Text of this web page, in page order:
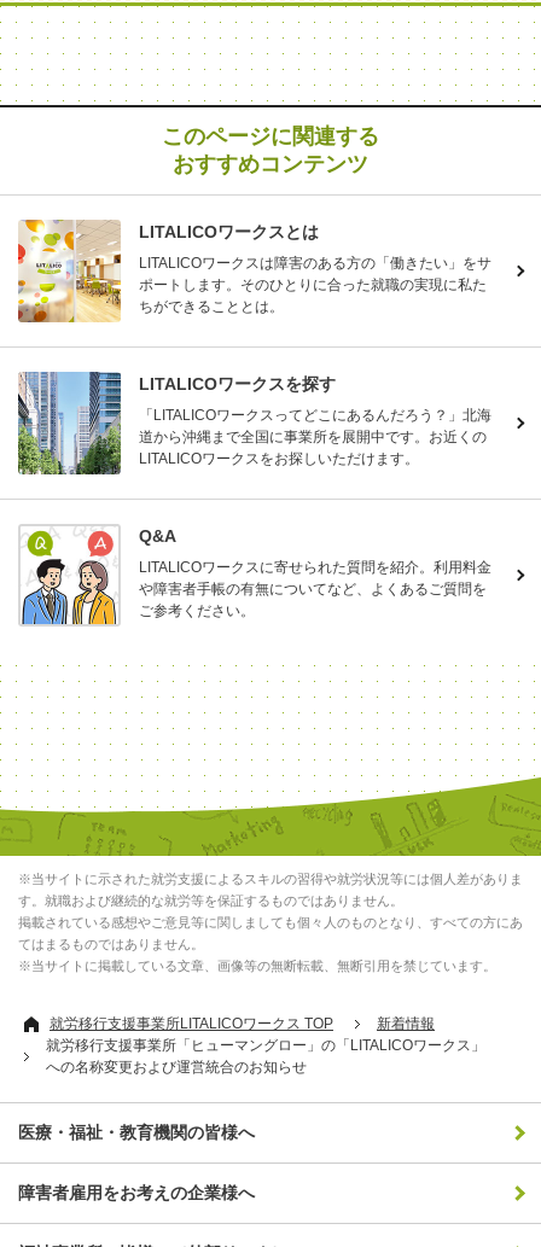
このページに関連する
おすすめコンテンツ
LITALICOワークスとは
LITALICOワークスは障害のある方の「働きたい」をサ
ポートします。そのひとりに合った就職の実現に私た
ちができることとは。
LITALICOワークスを探す
「LITALICOワークスってどこにあるんだろう？」北海
道から沖縄まで全国に事業所を展開中です。お近くの
LITALICOワークスをお探しいただけます。
Q&A
LITALICOワークスに寄せられた質問を紹介。利用料金
や障害者手帳の有無についてなど、よくあるご質問を
ご参考ください。
※当サイトに示された就労支援によるスキルの習得や就労状況等には個人差がありま
す。就職および継続的な就労等を保証するものではありません。
掲載されている感想やご意見等に関しましても個々人のものとなり、すべての方にあ
てはまるものではありません。
※当サイトに掲載している文章、画像等の無断転載、無断引用を禁じています。
就労移行支援事業所LITALICOワークス TOP
新着情報
就労移行支援事業所「ヒューマングロー」の「LITALICOワークス」
への名称変更および運営統合のお知らせ
医療・福祉・教育機関の皆様へ
障害者雇用をお考えの企業様へ